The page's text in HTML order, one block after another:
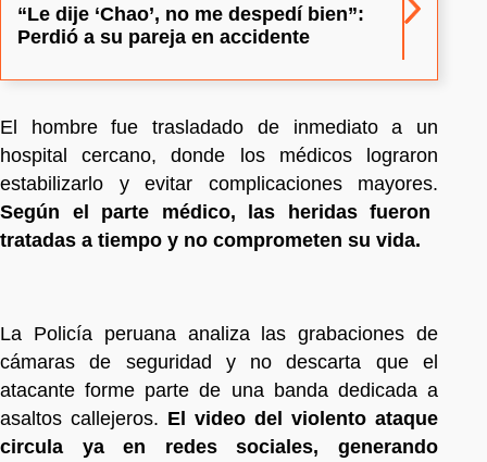
“Le dije ‘Chao’, no me despedí bien”:
Perdió a su pareja en accidente
El hombre fue trasladado de inmediato a un
hospital cercano, donde los médicos lograron
estabilizarlo y evitar complicaciones mayores.
Según el parte médico, las heridas fueron
tratadas a tiempo y no comprometen su vida.
La Policía peruana analiza las grabaciones de
cámaras de seguridad y no descarta que el
atacante forme parte de una banda dedicada a
asaltos callejeros. El video del violento ataque
circula ya en redes sociales, generando